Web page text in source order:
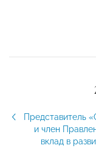
Представитель
и член
вклад в